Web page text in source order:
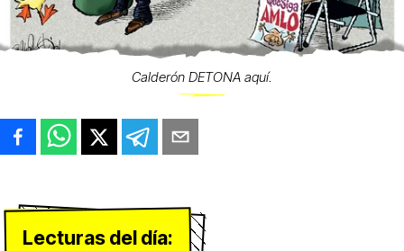
Calderón DETONA aquí.
Lecturas del día: